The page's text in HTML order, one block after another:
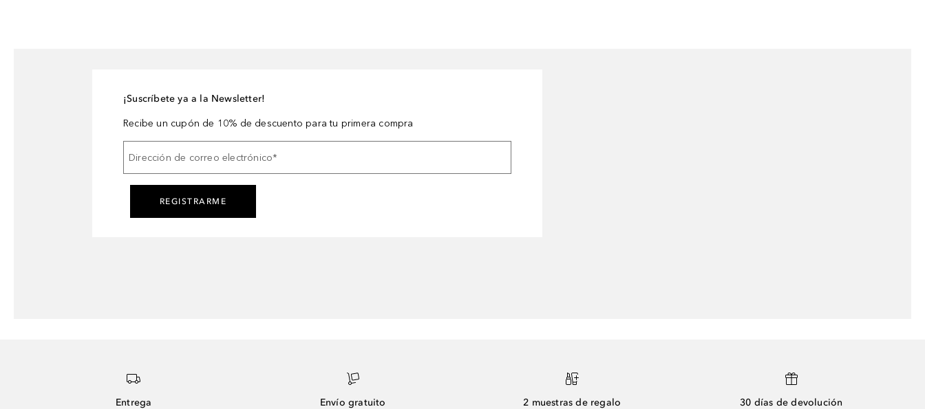
¡Suscríbete ya a la Newsletter!
Recibe un cupón de 10% de descuento para tu primera compra
Dirección de correo electrónico*
REGISTRARME
Entrega
Envío gratuito
2 muestras de regalo 30 días de devolución